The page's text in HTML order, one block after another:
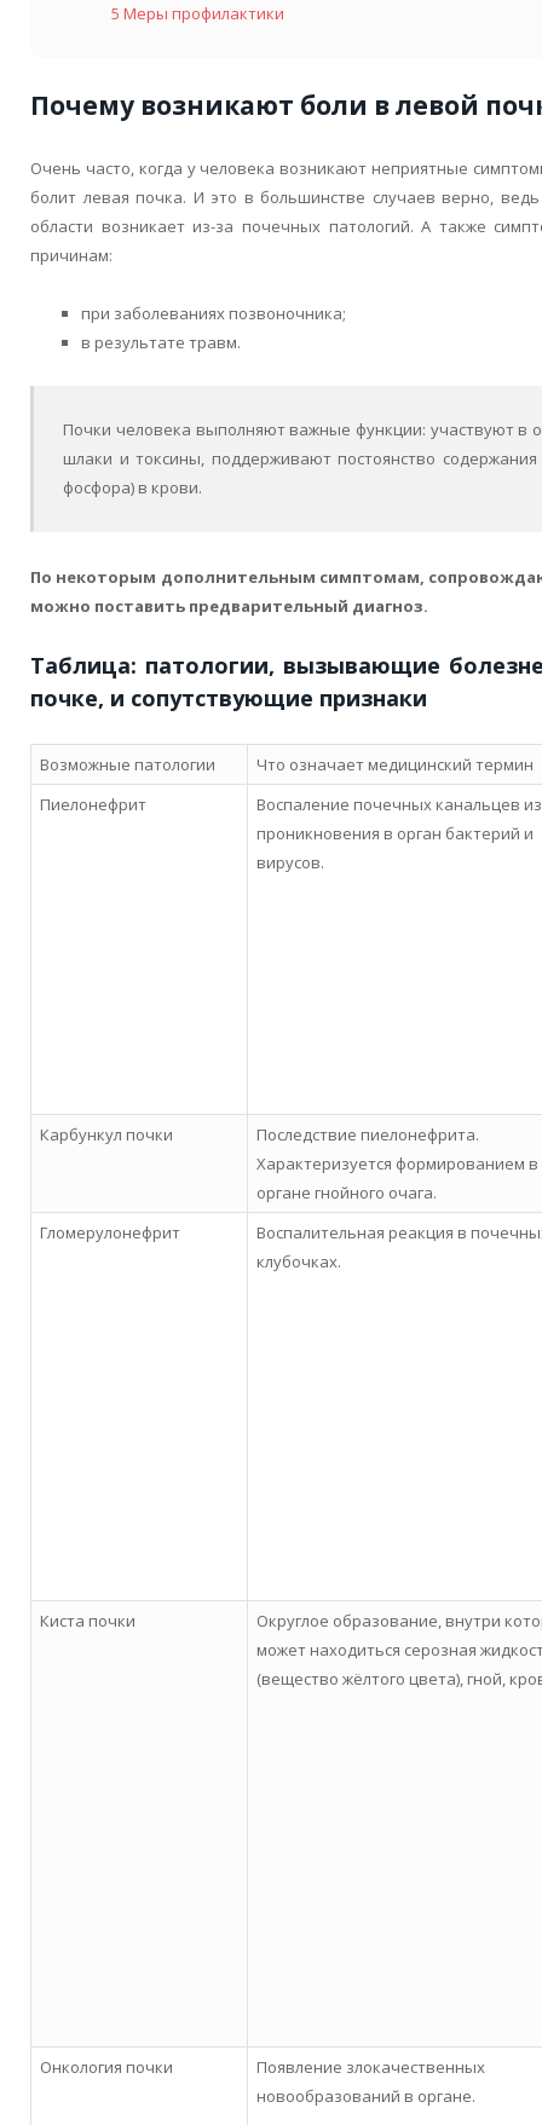
5 Меры профилактики
Почему возникают боли в левой
Очень часто, когда у человека возникают неприятные
болит левая почка. И это в большинстве случаев верно,
области возникает из-за почечных патологий. А также
причинам:
при заболеваниях позвоночника;
в результате травм.
Почки человека выполняют важные функции: участвуют в
шлаки и токсины, поддерживают постоянство
фосфора) в крови.
По некоторым дополнительным симптомам,
можно поставить предварительный диагноз.
Таблица: патологии, вызывающие
почке, и сопутствующие признаки
Возможные патологии
Что означает медицинский термин
Пиелонефрит
Воспаление почечных канальцев
проникновения в орган бактерий и
вирусов.
Карбункул почки
Последствие пиелонефрита.
Характеризуется формированием в
органе гнойного очага.
Гломерулонефрит
Воспалительная реакция в
клубочках.
Киста почки
Округлое образование, внутри
может находиться серозная
(вещество жёлтого цвета), гной,
Онкология почки
Появление злокачественных
новообразований в органе.